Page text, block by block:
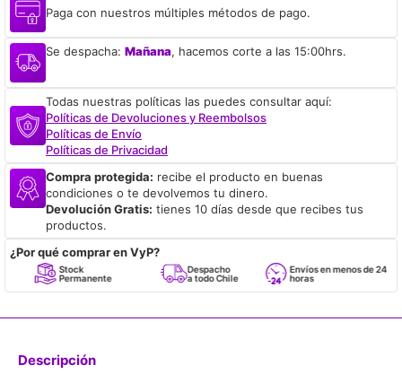
Paga con nuestros múltiples métodos de pago.
Se despacha: Mañana, hacemos corte a las 15:00hrs.
Todas nuestras políticas las puedes consultar aquí:
Políticas de Devoluciones y Reembolsos
Políticas de Envío
Políticas de Privacidad
Compra protegida: recibe el producto en buenas
condiciones o te devolvemos tu dinero.
Devolución Gratis: tienes 10 días desde que recibes tus
productos.
¿Por qué comprar en VyP?
Stock
Permanente
Despacho
a todo Chile
Envíos en menos de 24
horas
Descripción